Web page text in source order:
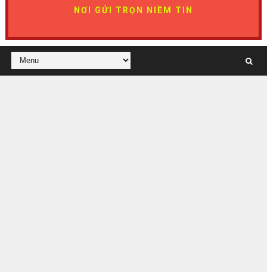
NƠI GỬI TRỌN NIỀM TIN